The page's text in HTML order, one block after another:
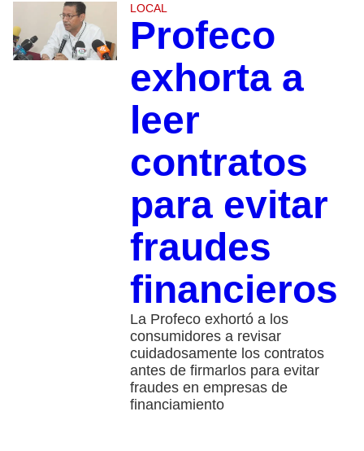
LOCAL
Profeco
exhorta a
leer
contratos
para evitar
fraudes
financieros
La Profeco exhortó a los
consumidores a revisar
cuidadosamente los contratos
antes de firmarlos para evitar
fraudes en empresas de
financiamiento